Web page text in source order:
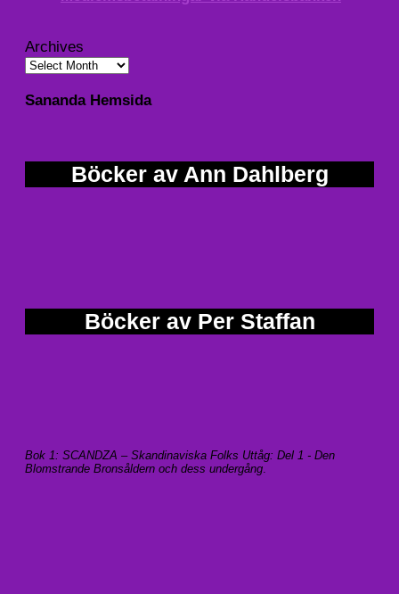
Archives
Sananda Hemsida
Böcker av Ann Dahlberg
Böcker av Per Staffan
Bok 1: SCANDZA – Skandinaviska Folks Uttåg: Del 1 - Den
Blomstrande Bronsåldern och dess undergång.